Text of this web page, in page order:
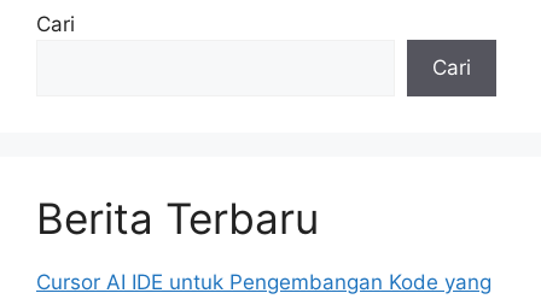
Cari
Cari
Berita Terbaru
Cursor AI IDE untuk Pengembangan Kode yang